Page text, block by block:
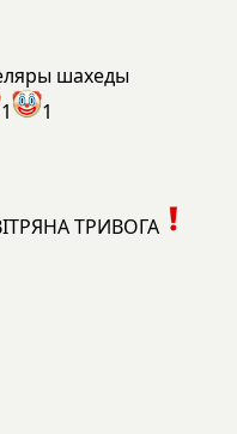
шахеды
1 1
ТРИВОГА